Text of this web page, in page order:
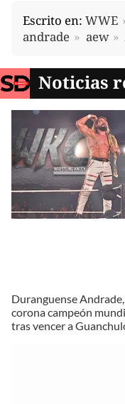
Escrito en: WWE
andrade
aew
Noticias
Duranguense
corona campeón
tras vencer a